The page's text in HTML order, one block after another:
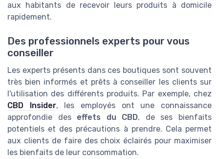
aux habitants de recevoir leurs produits à domicile
rapidement.
Des professionnels experts pour vous
conseiller
Les experts présents dans ces boutiques sont souvent
très bien informés et prêts à conseiller les clients sur
l'utilisation des différents produits. Par exemple, chez
CBD Insider, les employés ont une connaissance
approfondie des effets du CBD, de ses bienfaits
potentiels et des précautions à prendre. Cela permet
aux clients de faire des choix éclairés pour maximiser
les bienfaits de leur consommation.